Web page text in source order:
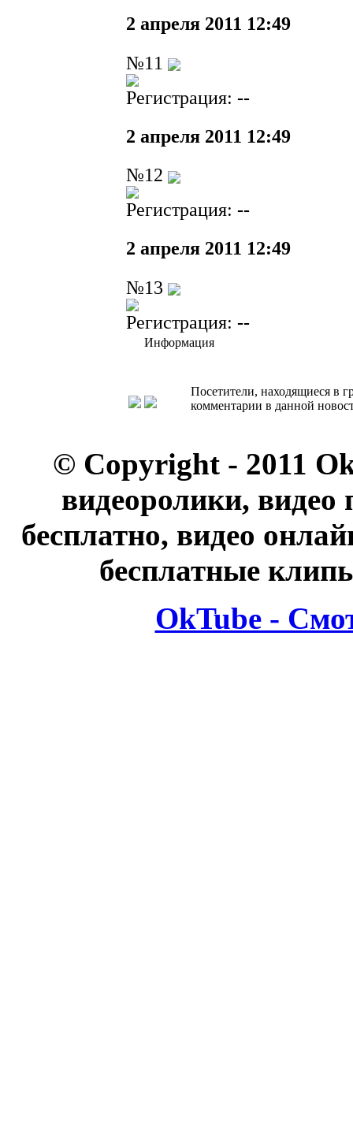
2 апреля 2011 12:49
№11
Регистрация: --
2 апреля 2011 12:49
№12
Регистрация: --
2 апреля 2011 12:49
№13
Регистрация: --
Информация
Посетители, находящиеся в
комментарии в данной
© Copyright - 2011
видеоролики, видео
бесплатно, видео
бесплатные
OkTube -